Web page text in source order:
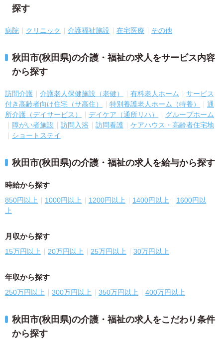
探す
病院 クリニック 介護福祉施設 在宅医療 その他
秋田市(秋田県)の介護・福祉の求人をサービス内容
から探す
訪問介護 介護老人保健施設（老健） 有料老人ホーム
サービス
付き高齢者向け住宅（サ高住）
特別養護老人ホーム（特養）
通
所介護（デイサービス）
デイケア（通所リハ）
グループホーム
障がい者施設
訪問入浴 訪問看護
ケアハウス・高齢者住宅地
ショートステイ
秋田市(秋田県)の介護・福祉の求人を給与から探す
時給から探す
850円以上 1000円以上 1200円以上 1400円以上
1600円以
上
月収から探す
15万円以上 20万円以上 25万円以上 30万円以上
年収から探す
250万円以上 300万円以上 350万円以上 400万円以上
秋田市(秋田県)の介護・福祉の求人をこだわり条件
から探す